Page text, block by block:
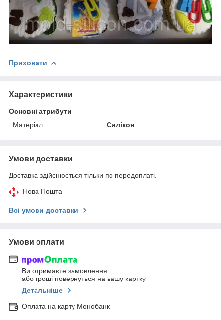
Приховати
Характеристики
Основні атрибути
Матеріал
Силікон
Умови доставки
Доставка здійснюється тільки по передоплаті.
Нова Пошта
Всі умови доставки
Умови оплати
Ви отримаєте замовлення
або гроші повернуться на вашу картку
Детальніше
Оплата на карту Монобанк